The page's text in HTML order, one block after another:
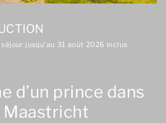
séjour jusqu'au 31 août 2026 inclus
d’un prince dans
Maastricht